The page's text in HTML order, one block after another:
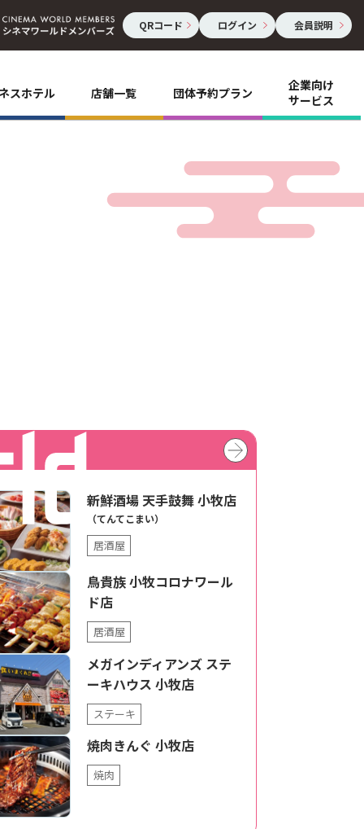
QRコード ログイン 会員説明
スホテル 店舗一覧 団体予約プラン
企業向け
サービス
新鮮酒場 天手鼓舞 小牧店
（てんてこまい）
居酒屋
鳥貴族 小牧コロナワール
ド店
居酒屋
メガインディアンズ ステ
ーキハウス 小牧店
ステーキ
焼肉きんぐ 小牧店
焼肉